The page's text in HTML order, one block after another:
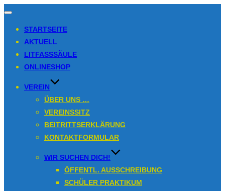
Navigation
STARTSEITE
AKTUELL
LITFASSSÄULE
ONLINESHOP
VEREIN
ÜBER UNS …
VEREINSSITZ
BEITRITTSERKLÄRUNG
KONTAKTFORMULAR
WIR SUCHEN DICH!
ÖFFENTL. AUSSCHREIBUNG
SCHÜLER PRAKTIKUM